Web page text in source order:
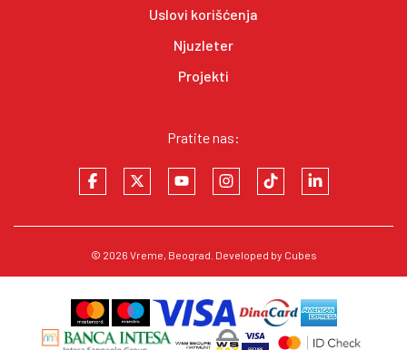
Uslovi korišćenja
Njuzleter
Projekti
Pratite nas:
© 2026 Vreme , Beograd. Developed by Cubes